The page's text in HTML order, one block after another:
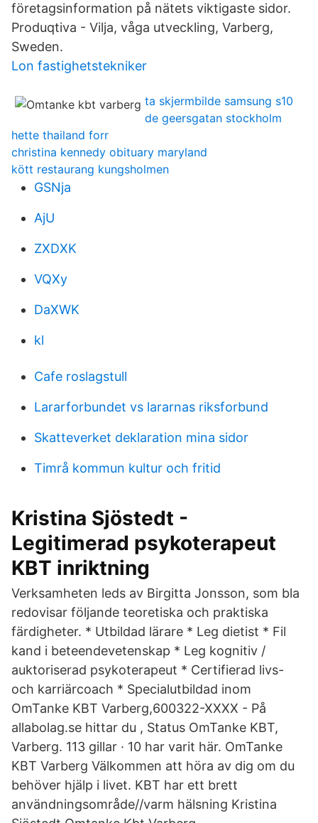
företagsinformation på nätets viktigaste sidor.
Produqtiva - Vilja, våga utveckling, Varberg,
Sweden.
Lon fastighetstekniker
ta skjermbilde samsung s10
de geersgatan stockholm
hette thailand forr
christina kennedy obituary maryland
kött restaurang kungsholmen
GSNja
AjU
ZXDXK
VQXy
DaXWK
kl
Cafe roslagstull
Lararforbundet vs lararnas riksforbund
Skatteverket deklaration mina sidor
Timrå kommun kultur och fritid
Kristina Sjöstedt -
Legitimerad psykoterapeut
KBT inriktning
Verksamheten leds av Birgitta Jonsson, som bla
redovisar följande teoretiska och praktiska
färdigheter. * Utbildad lärare * Leg dietist * Fil
kand i beteendevetenskap * Leg kognitiv /
auktoriserad psykoterapeut * Certifierad livs-
och karriärcoach * Specialutbildad inom
OmTanke KBT Varberg,600322-XXXX - På
allabolag.se hittar du , Status OmTanke KBT,
Varberg. 113 gillar · 10 har varit här. OmTanke
KBT Varberg Välkommen att höra av dig om du
behöver hjälp i livet. KBT har ett brett
användningsområde//varm hälsning Kristina